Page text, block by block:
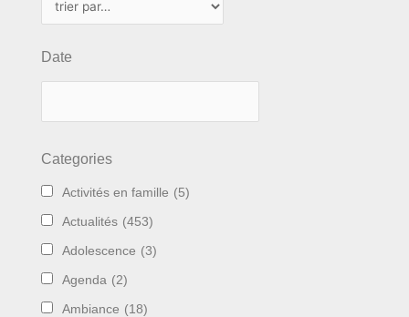
Date
Categories
Activités en famille (5)
Actualités (453)
Adolescence (3)
Agenda (2)
Ambiance (18)